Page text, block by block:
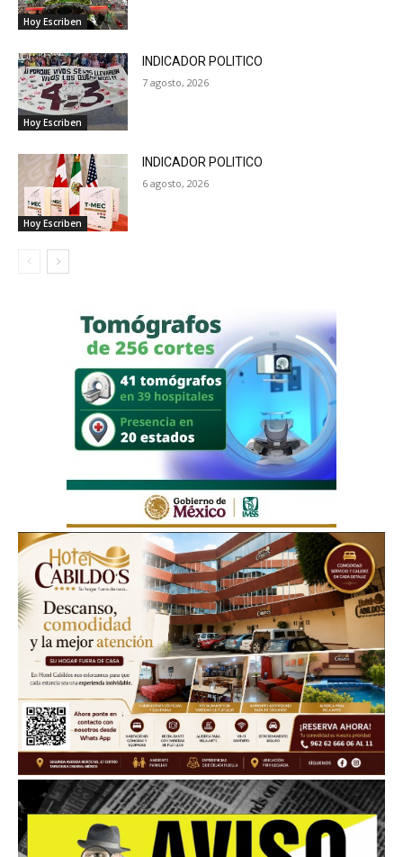
Hoy Escriben
Hoy Escriben
INDICADOR POLITICO
7 agosto, 2026
Hoy Escriben
INDICADOR POLITICO
6 agosto, 2026